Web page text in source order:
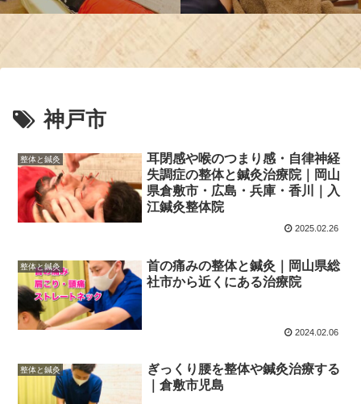
神戸市
整体と鍼灸
耳閉感や喉のつまり感・自律神経
失調症の整体と鍼灸治療院｜岡山
県倉敷市・広島・兵庫・香川｜入
江鍼灸整体院
2025.02.26
整体と鍼灸
首の痛みの整体と鍼灸｜岡山県総
社市から近くにある治療院
2024.02.06
整体と鍼灸
ぎっくり腰を整体や鍼灸治療する
｜倉敷市児島